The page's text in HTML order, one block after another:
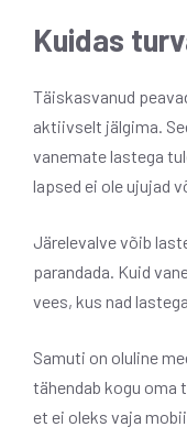
Kuidas
Täiskasvanud
aktiivselt jälgima.
vanemate lastega
lapsed ei ole ujujad
Järelevalve võib
parandada. Kuid
vees, kus nad
Samuti on oluline
tähendab kogu oma
et ei oleks vaja